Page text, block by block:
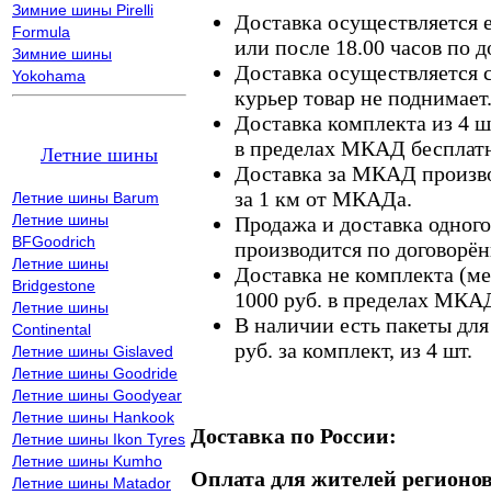
Зимние шины Pirelli
Formula
Зимние шины
Yokohama
Летние шины
Летние шины Barum
Летние шины
BFGoodrich
Летние шины
Bridgestone
Летние шины
Continental
Летние шины Gislaved
Летние шины Goodride
Летние шины Goodyear
Летние шины Hankook
Летние шины Ikon Tyres
Летние шины Kumho
Летние шины Matador
Доставка осуществляется
или после 18.00 часов по
Доставка осуществляется
курьер товар не поднимает.
Доставка комплекта из 4
в пределах МКАД
Доставка за МКАД
за 1 км от МКАДа.
Продажа и доставка
производится по
Доставка не комплекта
1000 руб. в пределах
В наличии есть пакеты
руб. за комплект, из 4 шт.
Доставка по России:
Оплата для жителей